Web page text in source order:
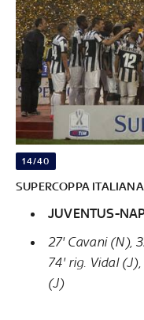
14/40
SUPERCOPPA
JUVENTUS-
27' Cavani (N),
74' rig. Vidal
(J)